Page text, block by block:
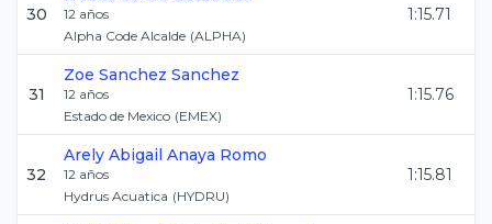
30 12 años
Alpha Code Alcalde (ALPHA)
1:15.71
31
Zoe Sanchez Sanchez
12 años
Estado de Mexico (EMEX)
1:15.76
32
Arely Abigail Anaya Romo
12 años
Hydrus Acuatica (HYDRU)
1:15.81